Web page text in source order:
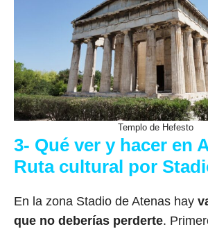
Templo de Hefesto
3- Qué ver y hacer en
Ruta cultural por
En la zona Stadio de Atenas hay
que no deberías perderte.